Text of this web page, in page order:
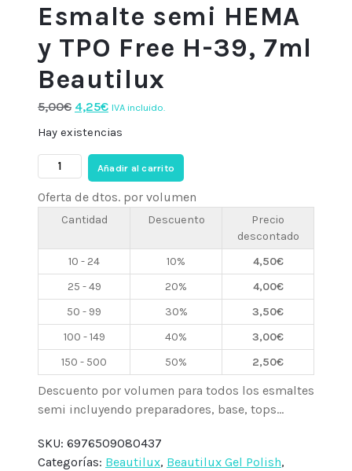
Esmalte semi HEMA
y TPO Free H-39, 7ml
Beautilux
5,00€ El
precio
era:
5,00€.
4,25€El
precio
es:
4,25€.
IVA incluido.
Hay existencias
Esmalte
semi
HEMA
H-
Beautilux
cantidad
Añadir al carrito
Oferta de dtos. por volumen
Cantidad Descuento
Precio
descontado
10 - 24
10% 4,50€
25 - 49
20% 4,00€
50 - 99
30% 3,50€
100 - 149
40% 3,00€
150 - 500
50% 2,50€
Descuento por volumen para todos los esmaltes
semi incluyendo preparadores, base, tops...
SKU: 6976509080437
Categorías: Beautilux, Beautilux Gel Polish,